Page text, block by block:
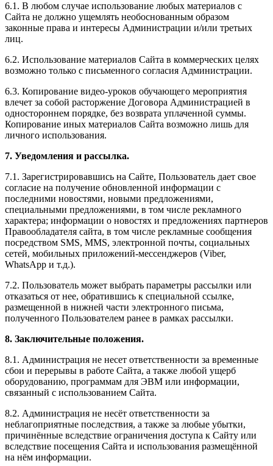
6.1. В любом случае использование любых материалов с
Сайта не должно ущемлять необоснованным образом
законные права и интересы Администрации и/или третьих
лиц.
6.2. Использование материалов Сайта в коммерческих целях
возможно только с письменного согласия Администрации.
6.3. Копирование видео-уроков обучающего мероприятия
влечет за собой расторжение Договора Администрацией в
одностороннем порядке, без возврата уплаченной суммы.
Копирование иных материалов Сайта возможно лишь для
личного использования.
7. Уведомления и рассылка.
7.1. Зарегистрировавшись на Сайте, Пользователь дает свое
согласие на получение обновленной информации с
последними новостями, новыми предложениями,
специальными предложениями, в том числе рекламного
характера; информации о новостях и предложениях партнеров
Правообладателя сайта, в том числе рекламные сообщения
посредством SMS, MMS, электронной почты, социальных
сетей, мобильных приложений-мессенджеров (Viber,
WhatsApp и т.д.).
7.2. Пользователь может выбрать параметры рассылки или
отказаться от нее, обратившись к специальной ссылке,
размещенной в нижней части электронного письма,
полученного Пользователем ранее в рамках рассылки.
8. Заключительные положения.
8.1. Администрация не несет ответственности за временные
сбои и перерывы в работе Сайта, а также любой ущерб
оборудованию, программам для ЭВМ или информации,
связанный с использованием Сайта.
8.2. Администрация не несёт ответственности за
неблагоприятные последствия, а также за любые убытки,
причинённые вследствие ограничения доступа к Сайту или
вследствие посещения Сайта и использования размещённой
на нём информации.